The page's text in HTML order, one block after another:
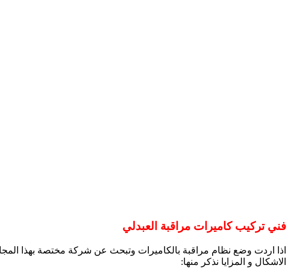
فني تركيب كاميرات مراقبة العبدلي
اذا اردت وضع نظام مراقبة بالكاميرات وتبحث عن شركة مختصة بهذا
الاشكال و المزايا نذكر منها: